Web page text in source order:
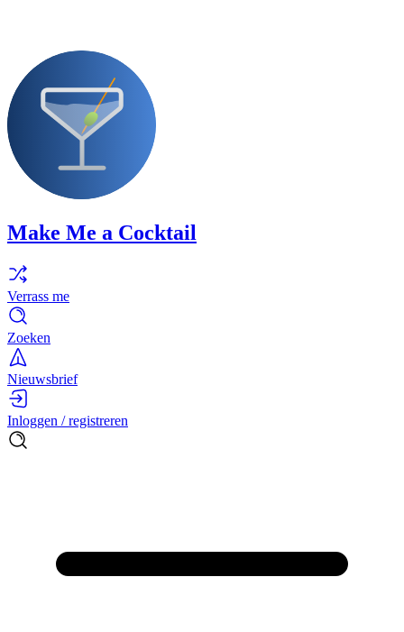
Make Me a Cocktail
Verrass me
Zoeken
Nieuwsbrief
Inloggen / registreren